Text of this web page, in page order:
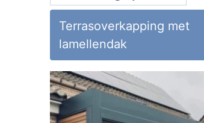
op
Huisvlijt
Terrasoverkapping met
lamellendak